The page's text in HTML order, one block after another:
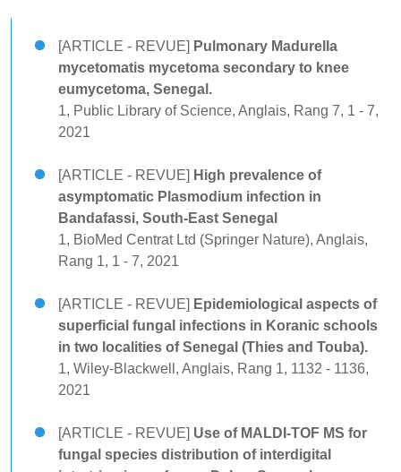
[ARTICLE - REVUE] Pulmonary Madurella
mycetomatis mycetoma secondary to knee
eumycetoma, Senegal.
1, Public Library of Science, Anglais, Rang 7, 1 - 7,
2021
[ARTICLE - REVUE] High prevalence of
asymptomatic Plasmodium infection in
Bandafassi, South-East Senegal
1, BioMed Centrat Ltd (Springer Nature), Anglais,
Rang 1, 1 - 7, 2021
[ARTICLE - REVUE] Epidemiological aspects of
superficial fungal infections in Koranic schools
in two localities of Senegal (Thies and Touba).
1, Wiley-Blackwell, Anglais, Rang 1, 1132 - 1136,
2021
[ARTICLE - REVUE] Use of MALDI-TOF MS for
fungal species distribution of interdigital